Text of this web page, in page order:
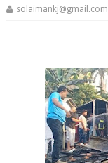
solaimankj@gmail.com